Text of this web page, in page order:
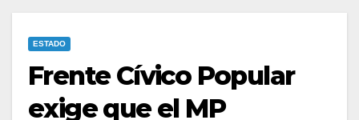
ESTADO
Frente Cívico Popular
exige que el MP